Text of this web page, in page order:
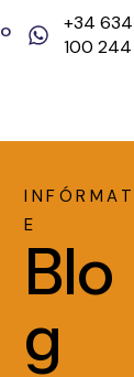
+34 634
100 244
INFÓRMAT
E
Blo
g